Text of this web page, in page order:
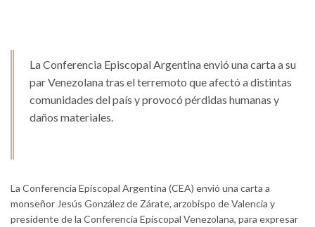
La Conferencia Episcopal Argentina envió una carta a su
par Venezolana tras el terremoto que afectó a distintas
comunidades del país y provocó pérdidas humanas y
daños materiales.
La Conferencia Episcopal Argentina (CEA) envió una carta a
monseñor Jesús González de Zárate, arzobispo de Valencia y
presidente de la Conferencia Episcopal Venezolana, para expresar